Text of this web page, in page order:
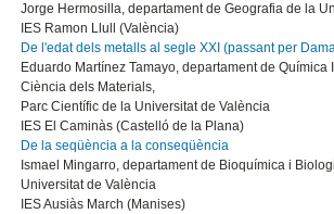
Jorge Hermosilla, departament de Geografia de la
IES Ramon Llull (València)
De l'edat dels metalls al segle XXI (passant per
Eduardo Martínez Tamayo, departament de Química
Ciència dels Materials,
Parc Científic de la Universitat de València
IES El Caminàs (Castelló de la Plana)
De la seqüència a la conseqüència
Ismael Mingarro, departament de Bioquímica i
Universitat de València
IES Ausiàs March (Manises)